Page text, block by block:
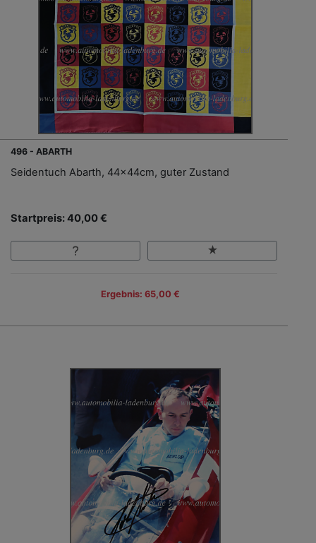
496 - ABARTH
Seidentuch Abarth, 44x44cm, guter Zustand
Startpreis: 40,00 €
Ergebnis: 65,00 €